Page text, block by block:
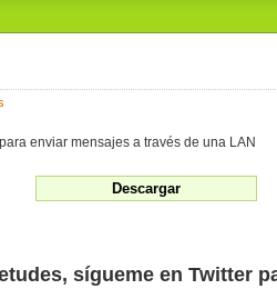
enviar mensajes a través de una LAN
sígueme en Twitter